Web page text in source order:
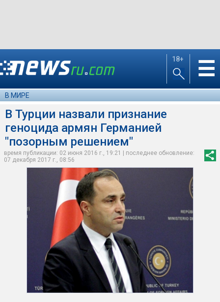
18+ ☰
В МИРЕ
В Турции назвали признание
геноцида армян Германией
"позорным решением"
время публикации: 02 июня 2016 г., 19:21 | последнее обновление:
07 декабря 2017 г., 08:56